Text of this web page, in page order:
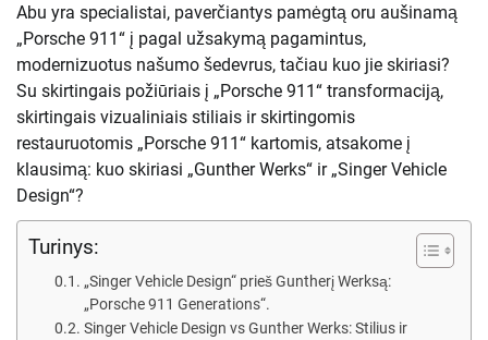
Abu yra specialistai, paverčiantys pamėgtą oru aušinamą
„Porsche 911“ į pagal užsakymą pagamintus,
modernizuotus našumo šedevrus, tačiau kuo jie skiriasi?
Su skirtingais požiūriais į „Porsche 911“ transformaciją,
skirtingais vizualiniais stiliais ir skirtingomis
restauruotomis „Porsche 911“ kartomis, atsakome į
klausimą: kuo skiriasi „Gunther Werks“ ir „Singer Vehicle
Design“?
Turinys:
„Singer Vehicle Design“ prieš Guntherį Werksą:
„Porsche 911 Generations“.
Singer Vehicle Design vs Gunther Werks: Stilius ir